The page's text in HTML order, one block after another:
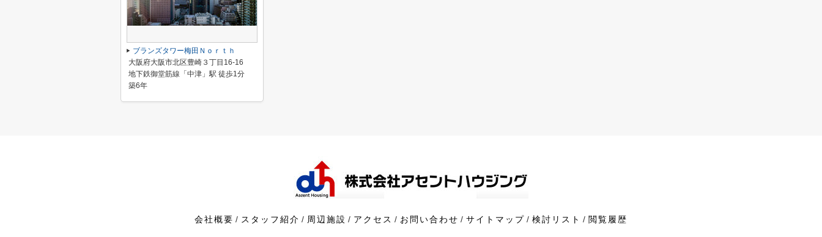
ブランズタワー梅田Ｎｏｒｔｈ
大阪府大阪市北区豊崎３丁目16-16
地下鉄御堂筋線「中津」駅 徒歩1分
築6年
会社概要 スタッフ紹介 周辺施設 アクセス お問い合わせ サイトマップ 検討リスト 閲覧履歴